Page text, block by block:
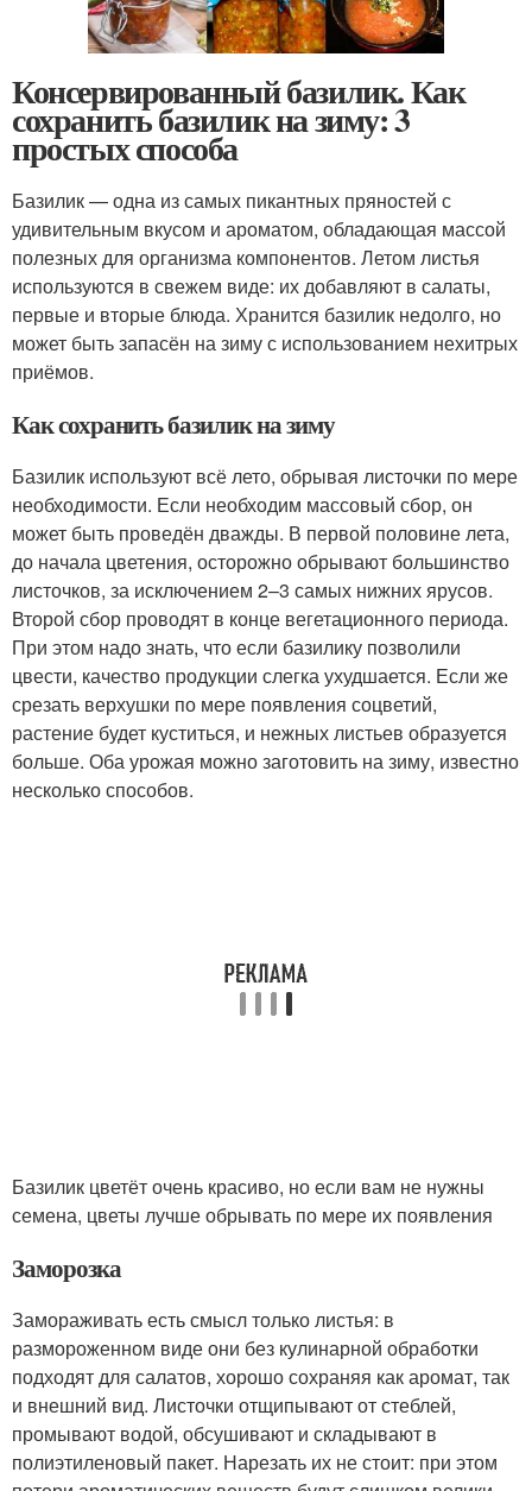
Консервированный базилик. Как
сохранить базилик на зиму: 3
простых способа
Базилик — одна из самых пикантных пряностей с
удивительным вкусом и ароматом, обладающая массой
полезных для организма компонентов. Летом листья
используются в свежем виде: их добавляют в салаты,
первые и вторые блюда. Хранится базилик недолго, но
может быть запасён на зиму с использованием нехитрых
приёмов.
Как сохранить базилик на зиму
Базилик используют всё лето, обрывая листочки по мере
необходимости. Если необходим массовый сбор, он
может быть проведён дважды. В первой половине лета,
до начала цветения, осторожно обрывают большинство
листочков, за исключением 2–3 самых нижних ярусов.
Второй сбор проводят в конце вегетационного периода.
При этом надо знать, что если базилику позволили
цвести, качество продукции слегка ухудшается. Если же
срезать верхушки по мере появления соцветий,
растение будет куститься, и нежных листьев образуется
больше. Оба урожая можно заготовить на зиму, известно
несколько способов.
Базилик цветёт очень красиво, но если вам не нужны
семена, цветы лучше обрывать по мере их появления
Заморозка
Замораживать есть смысл только листья: в
размороженном виде они без кулинарной обработки
подходят для салатов, хорошо сохраняя как аромат, так
и внешний вид. Листочки отщипывают от стеблей,
промывают водой, обсушивают и складывают в
полиэтиленовый пакет. Нарезать их не стоит: при этом